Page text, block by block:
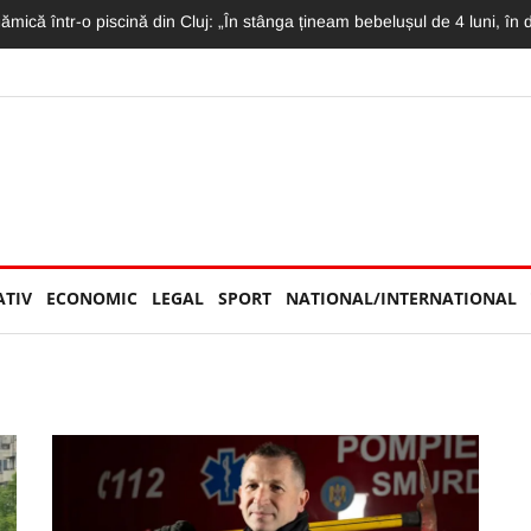
LIVE: Momentul în care motociclistul intră în plin într-un TIR și
ECONOMIC LEGAL SPORT NATIONAL/INTERNATIONAL